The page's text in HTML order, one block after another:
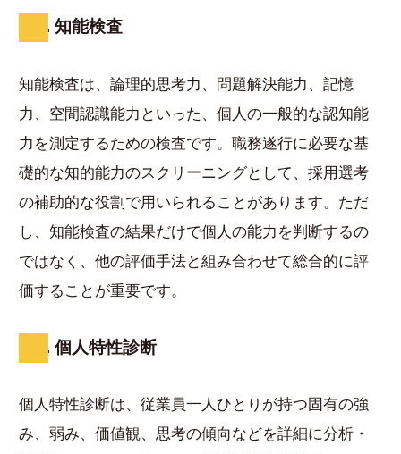
3. 知能検査
知能検査は、論理的思考力、問題解決能力、記憶
力、空間認識能力といった、個人の一般的な認知能
力を測定するための検査です。職務遂行に必要な基
礎的な知的能力のスクリーニングとして、採用選考
の補助的な役割で用いられることがあります。ただ
し、知能検査の結果だけで個人の能力を判断するの
ではなく、他の評価手法と組み合わせて総合的に評
価することが重要です。
4. 個人特性診断
個人特性診断は、従業員一人ひとりが持つ固有の強
み、弱み、価値観、思考の傾向などを詳細に分析・